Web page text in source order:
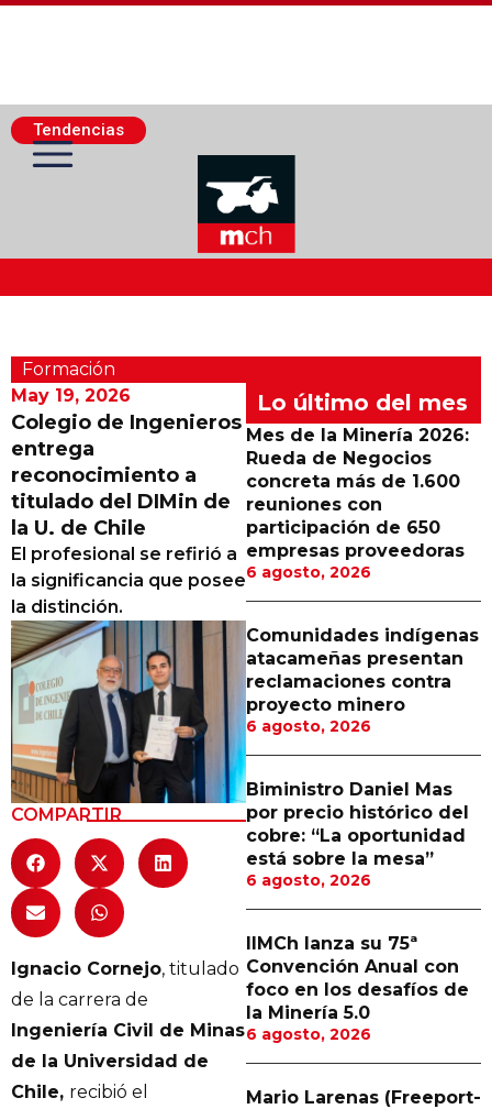
Tendencias
Actualidad Minera
Minería Superficie
Minerí­a Subterránea
Proveedores
Canal Digital
Columnas de Opinión
Designaciones
Calendario de Eventos
Revistas Digital
Siguenos
Formación
May 19, 2026
Colegio de Ingenieros
entrega
reconocimiento a
titulado del DIMin de
la U. de Chile
El profesional se refirió a
la significancia que posee
la distinción.
COMPARTIR
Ignacio Cornejo, titulado
de la carrera de
Ingeniería Civil de Minas
de la Universidad de
Chile, recibió el
Lo último del mes
Mes de la Minería 2026:
Rueda de Negocios
concreta más de 1.600
reuniones con
participación de 650
empresas proveedoras
6 agosto, 2026
Comunidades indígenas
atacameñas presentan
reclamaciones contra
proyecto minero
6 agosto, 2026
Biministro Daniel Mas
por precio histórico del
cobre: “La oportunidad
está sobre la mesa”
6 agosto, 2026
IIMCh lanza su 75ª
Convención Anual con
foco en los desafíos de
la Minería 5.0
6 agosto, 2026
Mario Larenas (Freeport-